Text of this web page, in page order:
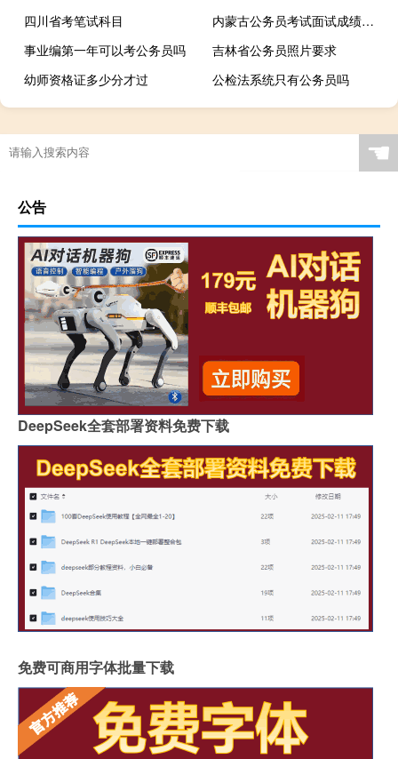
四川省考笔试科目
内蒙古公务员考试面试成绩公布时间
事业编第一年可以考公务员吗
吉林省公务员照片要求
幼师资格证多少分才过
公检法系统只有公务员吗
☚
公告
DeepSeek全套部署资料免费下载
免费可商用字体批量下载